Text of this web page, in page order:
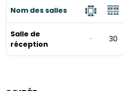
Nom des salles
Salle de
réception
- 30